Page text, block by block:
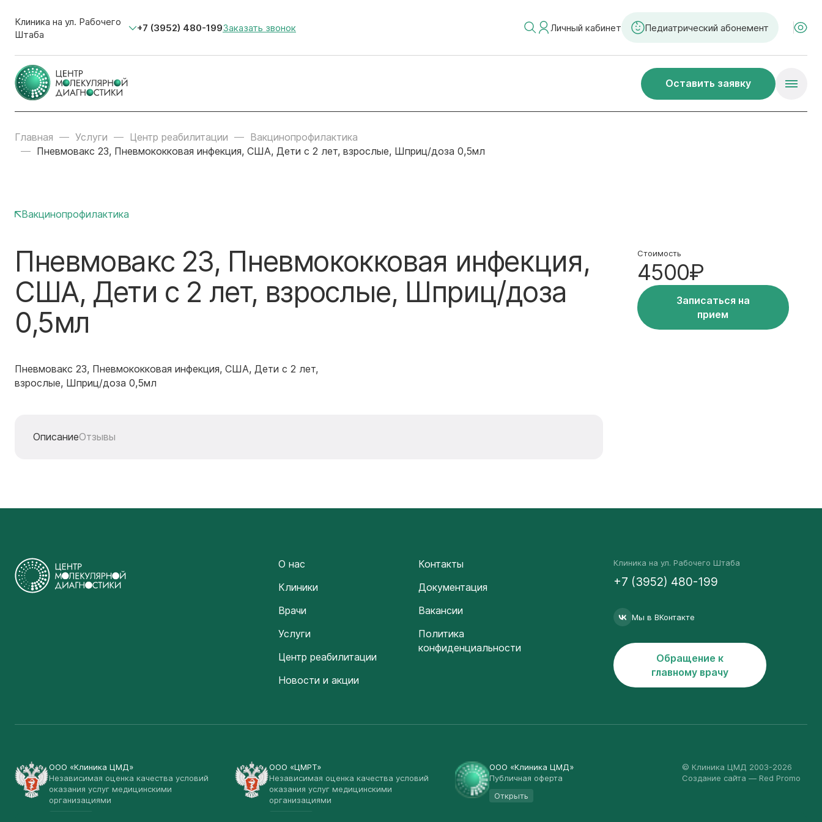
Клиника на ул. Рабочего
Штаба
+7 (3952) 480-199Заказать звонок Личный кабинет Педиатрический абонемент
Оставить заявку
Главная Услуги Центр реабилитации
Вакцинопрофилактика
Пневмовакс 23, Пневмококковая инфекция, США, Дети с 2 лет, взрослые, Шприц/доза 0,5мл
Вакцинопрофилактика
Пневмовакс 23, Пневмококковая инфекция,
США, Дети с 2 лет, взрослые, Шприц/доза
0,5мл
Пневмовакс 23, Пневмококковая инфекция, США, Дети с 2 лет,
взрослые, Шприц/доза 0,5мл
ОписаниеОтзывы
Стоимость
4500₽
Записаться на
прием
О нас
Клиники
Врачи
Услуги
Центр реабилитации
Новости и акции
Контакты
Документация
Вакансии
Политика
конфиденциальности
Клиника на ул. Рабочего Штаба
+7 (3952) 480-199
Мы в ВКонтакте
Обращение к
главному врачу
ООО «Клиника ЦМД»
Независимая оценка качества условий
оказания услуг медицинскими
организациями
ООО «ЦМРТ»
Независимая оценка качества условий
оказания услуг медицинскими
организациями
ООО «Клиника ЦМД»
Публичная оферта
Открыть
© Клиника ЦМД 2003-2026
Создание сайта — Red Promo